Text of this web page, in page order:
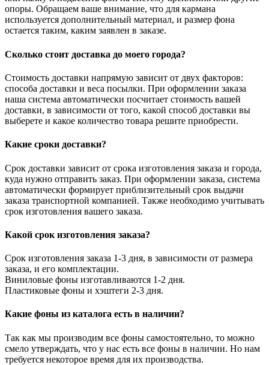
опоры. Обращаем ваше внимание, что для кармана
используется дополнительный материал, и размер фона
остается таким, каким заявлен в заказе.
Сколько стоит доставка до моего города?
Стоимость доставки напрямую зависит от двух факторов:
способа доставки и веса посылки. При оформлении заказа
наша система автоматически посчитает стоимость вашей
доставки, в зависимости от того, какой способ доставки вы
выберете и какое количество товара решите приобрести.
Какие сроки доставки?
Срок доставки зависит от срока изготовления заказа и города,
куда нужно отправить заказ. При оформлении заказа, система
автоматически формирует приблизительный срок выдачи
заказа транспортной компанией. Также необходимо учитывать
срок изготовления вашего заказа.
Какой срок изготовления заказа?
Срок изготовления заказа 1-3 дня, в зависимости от размера
заказа, и его комплектации.
Виниловые фоны изготавливаются 1-2 дня.
Пластиковые фоны и хэштеги 2-3 дня.
Какие фоны из каталога есть в наличии?
Так как мы производим все фоны самостоятельно, то можно
смело утверждать, что у нас есть все фоны в наличии. Но нам
требуется некоторое время для их производства.